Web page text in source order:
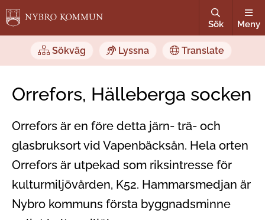
Sök Meny
Sökväg Lyssna Translate
Orrefors, Hälleberga socken
Orrefors är en före detta järn- trä- och
glasbruksort vid Vapenbäcksån. Hela orten
Orrefors är utpekad som riksintresse för
kulturmiljövården, K52. Hammarsmedjan är
Nybro kommuns första byggnadsminne